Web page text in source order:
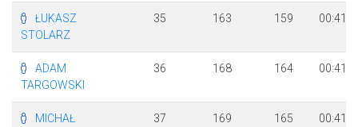
ŁUKASZ
STOLARZ
35 163 159
ADAM
TARGOWSKI
36 168 164
MICHAŁ
37 169 165